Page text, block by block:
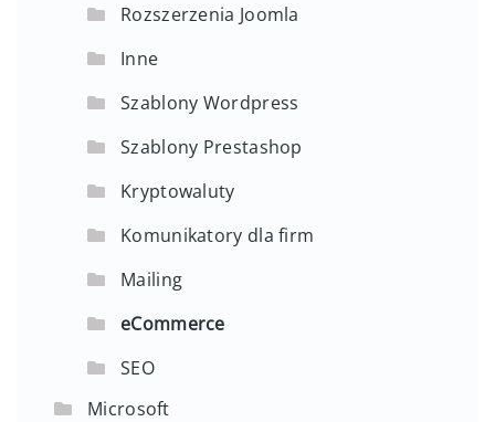
Rozszerzenia Joomla
Inne
Szablony Wordpress
Szablony Prestashop
Kryptowaluty
Komunikatory dla firm
Mailing
eCommerce
SEO
Microsoft